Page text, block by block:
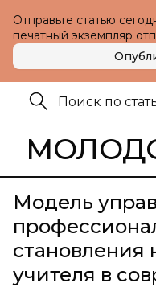
Отправьте статью
печатный экземпляр
Модель
учителя в